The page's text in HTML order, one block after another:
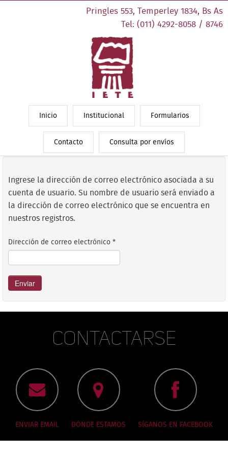
Pringles 553, Temperley 1834, Bs As
Tel: (011) 4292-8058 / 8746
Inicio Institucional Formularios
Contacto Consulta por envíos
Ingrese la dirección de correo electrónico asociada a su
cuenta de usuario. Su nombre de usuario será enviado a
la dirección de correo electrónico que se encuentra en
nuestros registros.
Dirección de correo electrónico*
Enviar
Contactarse
ENVIAR EMAIL DÓNDE ESTAMOS SÍGANOS EN FACEBOOK